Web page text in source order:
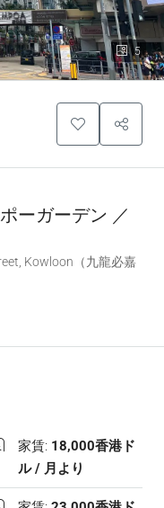
5
ーガーデン ／
Kowloon（九龍必嘉
家賃: 18,000香港ド
ル / 月より